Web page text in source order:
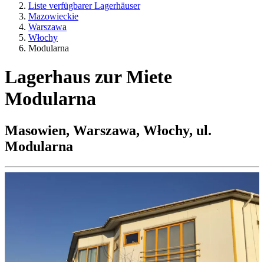
Liste verfügbarer Lagerhäuser
Mazowieckie
Warszawa
Włochy
Modularna
Lagerhaus zur Miete
Modularna
Masowien, Warszawa, Włochy, ul.
Modularna